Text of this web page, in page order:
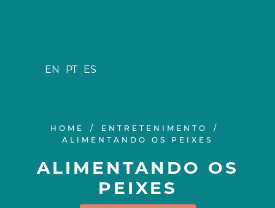
EN PT ES
HOME
ENTRETENIMENTO
ALIMENTANDO OS PEIXES
ALIMENTANDO OS
PEIXES